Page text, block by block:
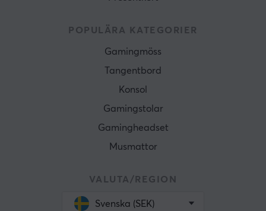
POPULÄRA KATEGORIER
Gamingmöss
Tangentbord
Konsol
Gamingstolar
Gamingheadset
Musmattor
VALUTA/REGION
Svenska (SEK)